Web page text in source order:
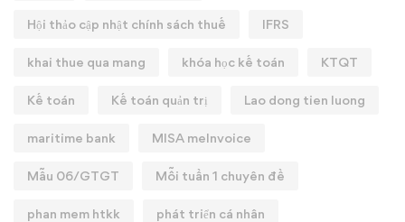
Hội thảo cập nhật chính sách thuế IFRS
khai thue qua mang khóa học kế toán KTQT
Kế toán Kế toán quản trị Lao dong tien luong
maritime bank MISA meInvoice
Mẫu 06/GTGT Mỗi tuần 1 chuyên đề
phan mem htkk phát triển cá nhân